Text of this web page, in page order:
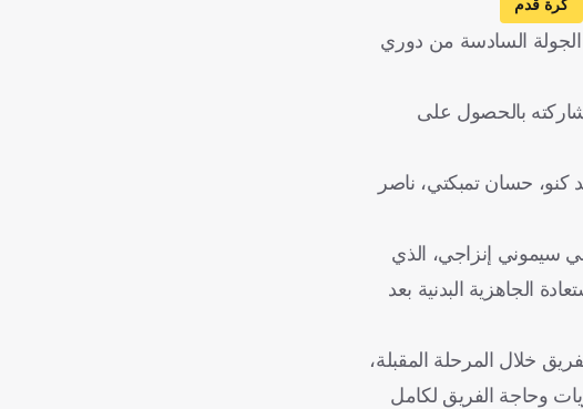
كرة قدم
الجولة السادسة من دوري
بالحصول على
كنو، حسان تمبكتي، ناصر
سيموني إنزاجي، الذي
واستعادة الجاهزية البدنية بعد
خلال المرحلة المقبلة،
وحاجة الفريق لكامل